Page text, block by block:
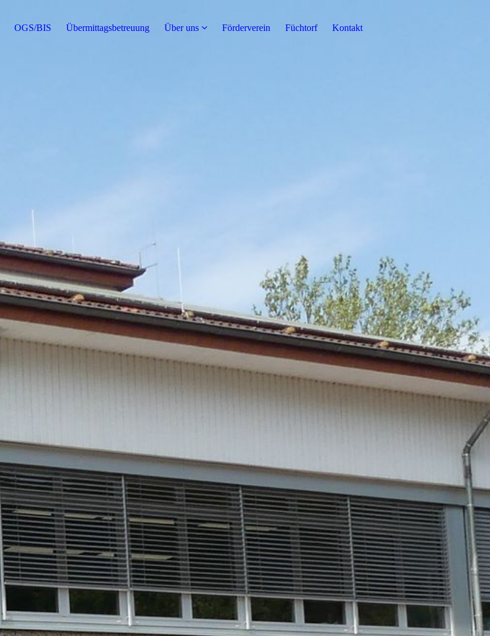
OGS/BIS Übermittagsbetreuung Über uns Förderverein Füchtorf Kontakt